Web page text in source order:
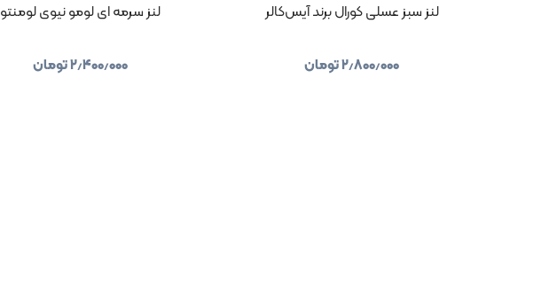
لنز سبز عسلی کورال برند آیس‌کالر
۲٫۸۰۰٫۰۰۰تومان
لنز سرمه ای لومو نیوی لومنتو
۲٫۴۰۰٫۰۰۰تومان